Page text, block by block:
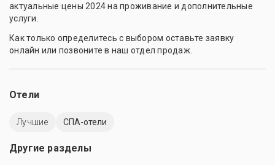
актуальные цены 2024 на проживание и дополнительные
услуги.
Как только определитесь с выбором оставьте заявку
онлайн или позвоните в наш отдел продаж.
Отели
Лучшие СПА-отели
Другие разделы